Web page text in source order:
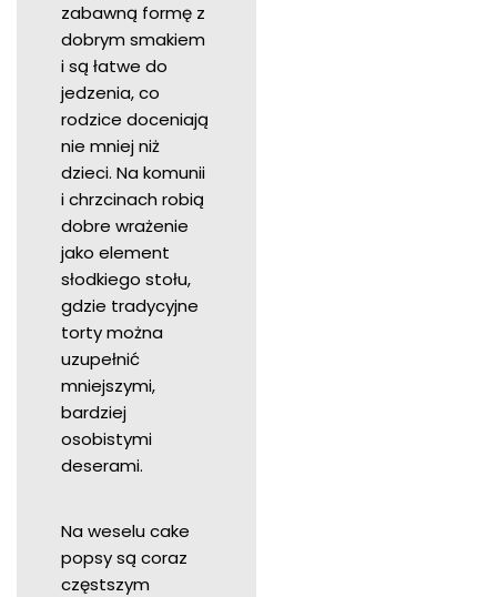
zabawną formę z
dobrym smakiem
i są łatwe do
jedzenia, co
rodzice doceniają
nie mniej niż
dzieci. Na komunii
i chrzcinach robią
dobre wrażenie
jako element
słodkiego stołu,
gdzie tradycyjne
torty można
uzupełnić
mniejszymi,
bardziej
osobistymi
deserami.
Na weselu cake
popsy są coraz
częstszym